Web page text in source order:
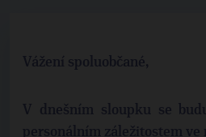
Vážení spoluobčané,
V dnešním sloupku se
personálním záležitostem ve